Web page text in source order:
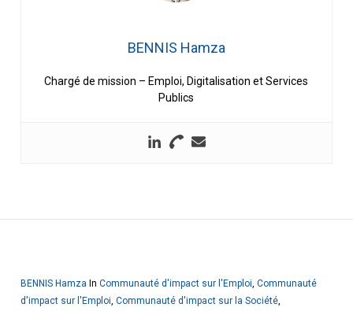
BENNIS Hamza
Chargé de mission – Emploi, Digitalisation et Services
Publics
BENNIS Hamza In Communauté d'impact sur l'Emploi Communauté
d'impact sur l'Emploi Communauté d'impact sur la Société,